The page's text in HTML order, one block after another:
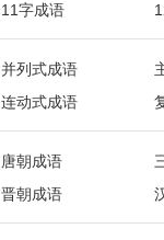
11字成语
并列式成语
连动式成语
唐朝成语
晋朝成语